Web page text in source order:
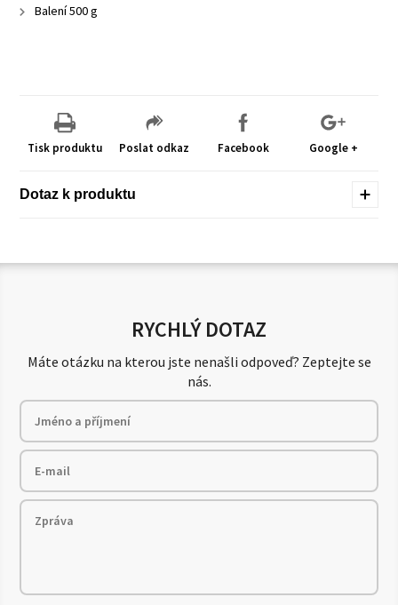
Balení 500 g
Tisk produktu Poslat odkaz Facebook Google +
Dotaz k produktu
RYCHLÝ DOTAZ
Máte otázku na kterou jste nenašli odpoveď? Zeptejte se
nás.